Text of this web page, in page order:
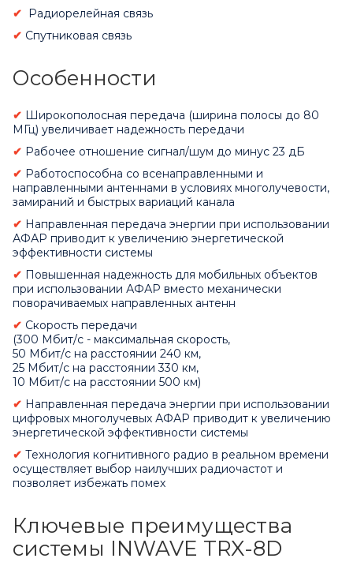
✔ Радиорелейная связь
✔ Спутниковая связь
Особенности
✔ Широкополосная передача (ширина полосы до 80
МГц) увеличивает надежность передачи
✔ Рабочее отношение сигнал/шум до минус 23 дБ
✔ Работоспособна со всенаправленными и
направленными антеннами в условиях многолучевости,
замираний и быстрых вариаций канала
✔ Направленная передача энергии при использовании
АФАР приводит к увеличению энергетической
эффективности системы
✔ Повышенная надежность для мобильных объектов
при использовании АФАР вместо механически
поворачиваемых направленных антенн
✔ Скорость передачи
(300 Мбит/с - максимальная скорость,
50 Мбит/с на расстоянии 240 км,
25 Мбит/с на расстоянии 330 км,
10 Мбит/с на расстоянии 500 км)
✔ Направленная передача энергии при использовании
цифровых многолучевых АФАР приводит к увеличению
энергетической эффективности системы
✔ Технология когнитивного радио в реальном времени
осуществляет выбор наилучших радиочастот и
позволяет избежать помех
Ключевые преимущества
системы INWAVE TRX-8D